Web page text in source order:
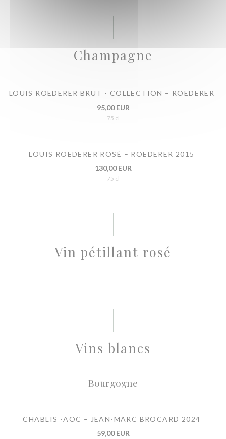
Champagne
LOUIS ROEDERER BRUT - COLLECTION – ROEDERER
95,00 EUR
75 cl
LOUIS ROEDERER ROSÉ – ROEDERER 2015
130,00 EUR
75 cl
Vin pétillant rosé
Vins blancs
Bourgogne
CHABLIS -AOC – JEAN-MARC BROCARD 2024
59,00 EUR